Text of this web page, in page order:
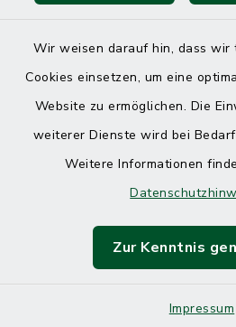
Wir weisen darauf hin, dass wir
Cookies einsetzen, um eine
Website zu ermöglichen. Die
weiterer Dienste wird bei
Weitere Informationen
Zur Kenntnis
Impressum
Cookie-